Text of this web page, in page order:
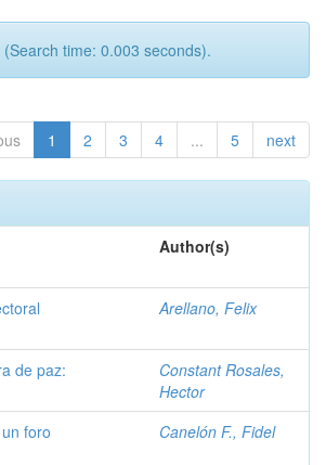
time: 0.003 seconds).
1 2 3 4 ... 5 next
Author(s)
Arellano, Felix
de paz:
Constant Rosales,
Hector
foro Canelón F., Fidel